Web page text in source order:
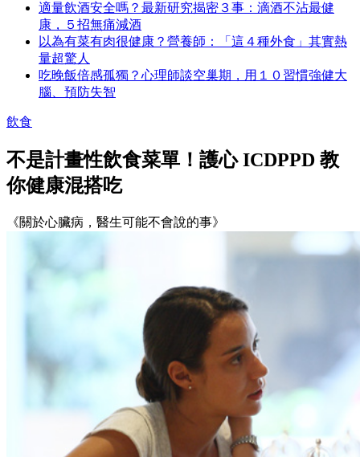
適量飲酒安全嗎？最新研究揭密３事：滴酒不沾最健
康，５招無痛減酒
以為有菜有肉很健康？營養師：「這４種外食」其實熱
量超驚人
吃晚飯倍感孤獨？心理師談空巢期，用１０習慣強健大
腦、預防失智
飲食
不是計畫性飲食菜單！護心 ICDPPD 教
你健康混搭吃
《關於心臟病，醫生可能不會說的事》